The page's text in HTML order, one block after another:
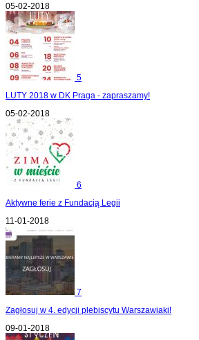
05-02-2018
5
LUTY 2018 w DK Praga - zapraszamy!
05-02-2018
6
Aktywne ferie z Fundacją Legii
11-01-2018
7
Zagłosuj w 4. edycji plebiscytu Warszawiaki!
09-01-2018